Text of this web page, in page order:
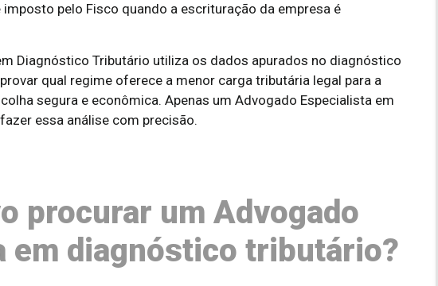
pelo Fisco quando a escrituração da empresa é
Diagnóstico Tributário utiliza os dados apurados no diagnóstico
qual regime oferece a menor carga tributária legal para a
segura e econômica. Apenas um Advogado Especialista em
essa análise com precisão.
procurar um Advogado
em diagnóstico tributário?